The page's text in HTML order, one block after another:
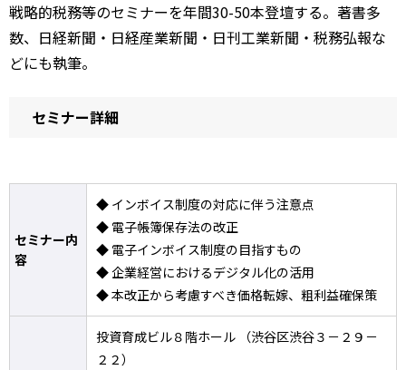
戦略的税務等のセミナーを年間30-50本登壇する。著書多
数、日経新聞・日経産業新聞・日刊工業新聞・税務弘報な
どにも執筆。
セミナー詳細
セミナー内
容
◆ インボイス制度の対応に伴う注意点
◆ 電子帳簿保存法の改正
◆ 電子インボイス制度の目指すもの
◆ 企業経営におけるデジタル化の活用
◆ 本改正から考慮すべき価格転嫁、粗利益確保策
投資育成ビル８階ホール （渋谷区渋谷３－２９－
２２）